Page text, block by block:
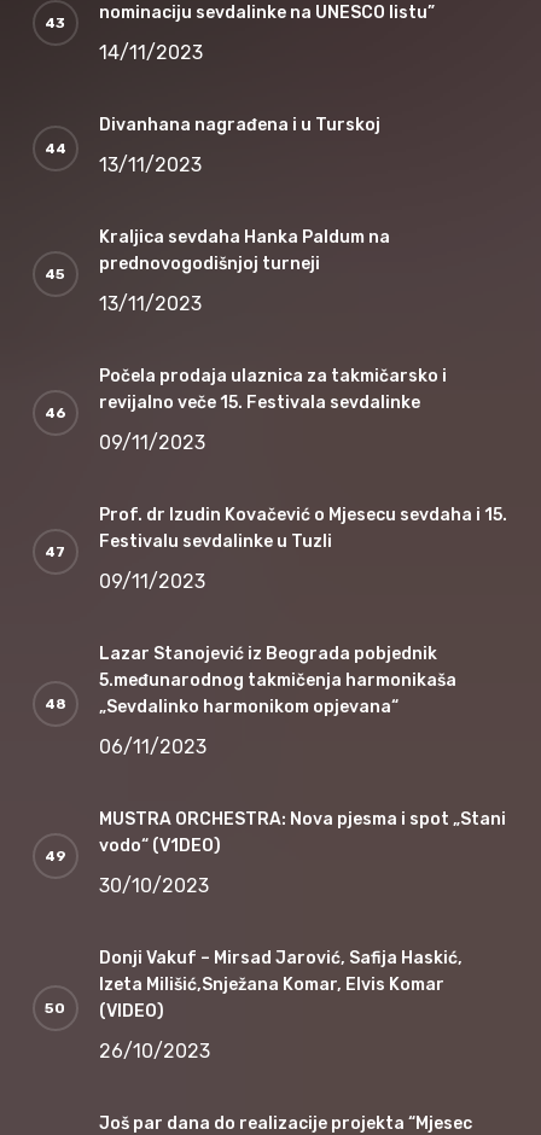
nominaciju sevdalinke na UNESCO listu”
14/11/2023
Divanhana nagrađena i u Turskoj
13/11/2023
Kraljica sevdaha Hanka Paldum na
prednovogodišnjoj turneji
13/11/2023
Počela prodaja ulaznica za takmičarsko i
revijalno veče 15. Festivala sevdalinke
09/11/2023
Prof. dr Izudin Kovačević o Mjesecu sevdaha i 15.
Festivalu sevdalinke u Tuzli
09/11/2023
Lazar Stanojević iz Beograda pobjednik
5.međunarodnog takmičenja harmonikaša
„Sevdalinko harmonikom opjevana“
06/11/2023
MUSTRA ORCHESTRA: Nova pjesma i spot „Stani
vodo“ (V1DEO)
30/10/2023
Donji Vakuf – Mirsad Jarović, Safija Haskić,
Izeta Milišić,Snježana Komar, Elvis Komar
(VIDEO)
26/10/2023
Još par dana do realizacije projekta “Mjesec